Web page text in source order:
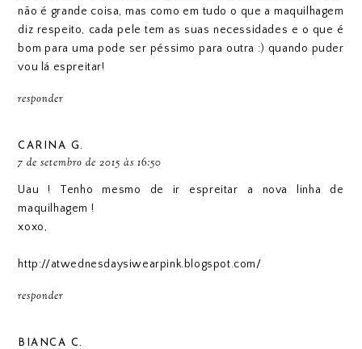
não é grande coisa, mas como em tudo o que a maquilhagem
diz respeito, cada pele tem as suas necessidades e o que é
bom para uma pode ser péssimo para outra :) quando puder
vou lá espreitar!
responder
CARINA G.
7 de setembro de 2015 às 16:50
Uau ! Tenho mesmo de ir espreitar a nova linha de
maquilhagem !
xoxo,
http://atwednesdaysiwearpink.blogspot.com/
responder
BIANCA C.